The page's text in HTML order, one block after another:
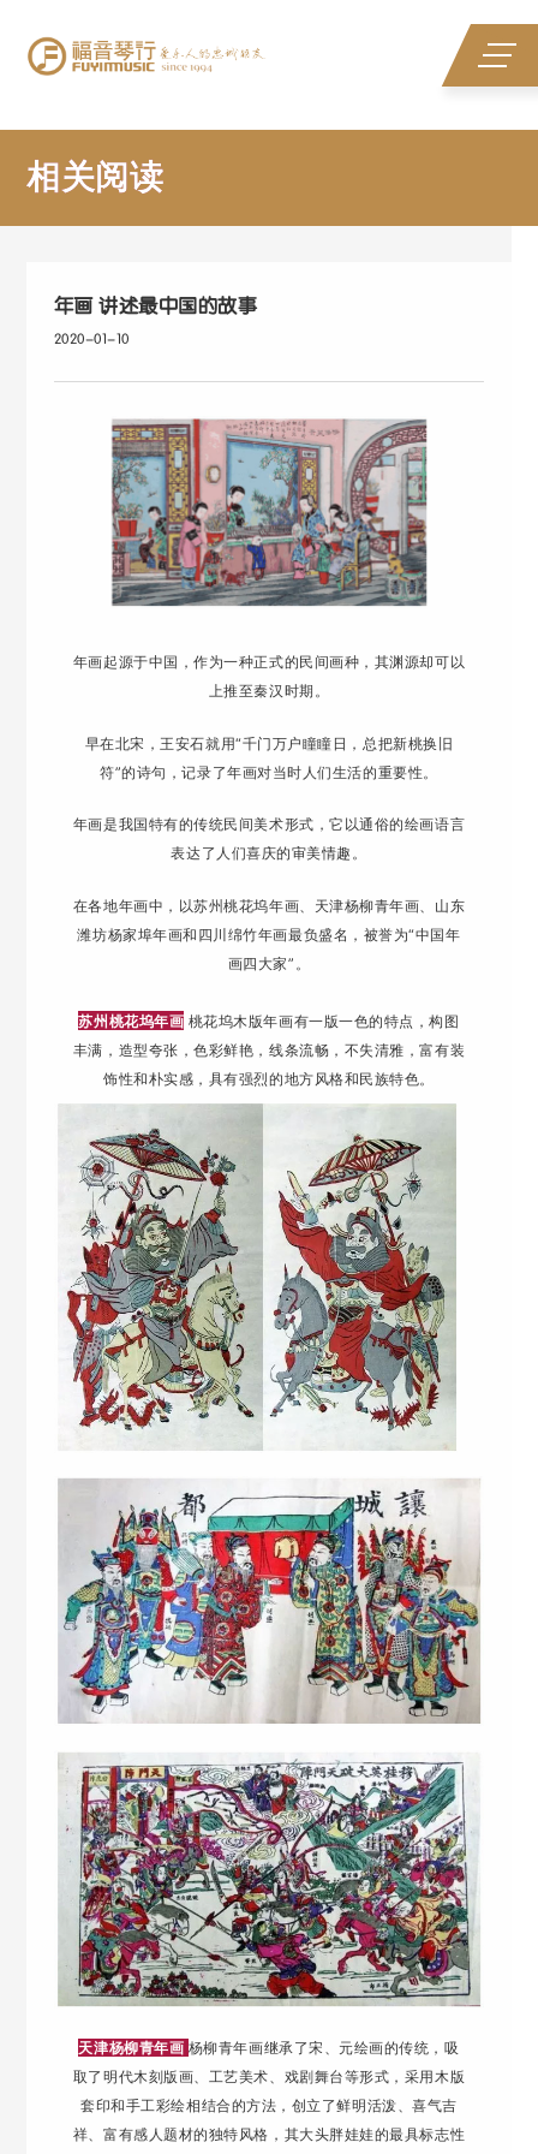
相关阅读
相关阅读
年画 讲述最中国的故事
2020-01-10
年画起源于中国，作为一种正式的民间画种，其渊源却可以
上推至秦汉时期。
早在北宋，王安石就用“千门万户瞳瞳日，总把新桃换旧
符”的诗句，记录了年画对当时人们生活的重要性。
年画是我国特有的传统民间美术形式，它以通俗的绘画语言
表达了人们喜庆的审美情趣。
在各地年画中，以苏州桃花坞年画、天津杨柳青年画、山东
潍坊杨家埠年画和四川绵竹年画最负盛名，被誉为“中国年
画四大家”。
苏州桃花坞年画 桃花坞木版年画有一版一色的特点，构图
丰满，造型夸张，色彩鲜艳，线条流畅，不失清雅，富有装
饰性和朴实感，具有强烈的地方风格和民族特色。
天津杨柳青年画 杨柳青年画继承了宋、元绘画的传统，吸
取了明代木刻版画、工艺美术、戏剧舞台等形式，采用木版
套印和手工彩绘相结合的方法，创立了鲜明活泼、喜气吉
祥、富有感人题材的独特风格，其大头胖娃娃的最具标志性